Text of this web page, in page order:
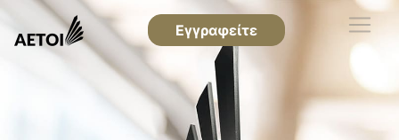
Εγγραφείτε